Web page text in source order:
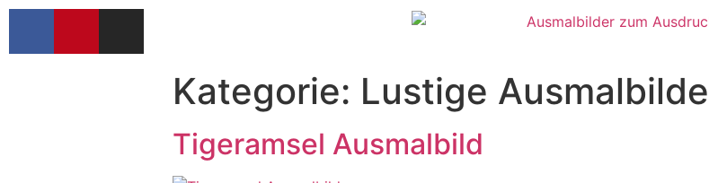
Kategorie: Lustige
Tigeramsel Ausmalbild